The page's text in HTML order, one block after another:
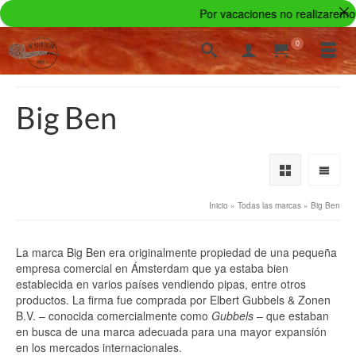
Por vacaciones no
0
Big Ben
Inicio » Todas las marcas » Big Ben
La marca Big Ben era originalmente propiedad de una pequeña
empresa comercial en Ámsterdam que ya estaba bien
establecida en varios países vendiendo pipas, entre otros
productos. La firma fue comprada por Elbert Gubbels & Zonen
B.V. – conocida comercialmente como Gubbels – que estaban
en busca de una marca adecuada para una mayor expansión
en los mercados internacionales.